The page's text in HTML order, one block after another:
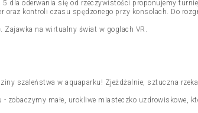
dla oderwania się od rzeczywistości proponujemy
oraz kontroli czasu spędzonego przy konsolach. Do
Zajawka na wirtualny świat w goglach VR.
szaleństwa w aquaparku! Zjeżdżalnie, sztuczna
zobaczymy małe, urokliwe miasteczko uzdrowiskowe,